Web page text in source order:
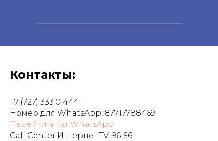
Контакты:
+7 (727) 333 0 444
Номер для WhatsApp: 87717788469
Перейти в чат WhatsApp
Call Center Интернет TV: 96-96